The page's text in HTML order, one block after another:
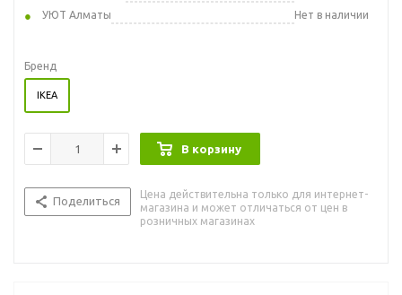
УЮТ Алматы
Нет в наличии
Бренд
IKEA
В корзину
Поделиться
Цена действительна только для интернет-
магазина и может отличаться от цен в
розничных магазинах